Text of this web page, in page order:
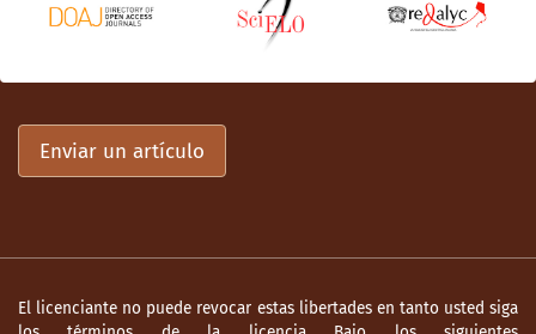
1836?”. Historia Mexicana, vol. XLII (4), 867–
Reyes Heroles, J. (2002). Obras completas.
Políticos Jesús Reyes Heroles, Secretaría de
Educación Pública y Fondo de Cultura
Romero Cortés, J. (2012). José María
monarquismo mexicano. (Tesis de
Enviar un artículo
El licenciante no puede revocar estas libertades en tanto usted siga